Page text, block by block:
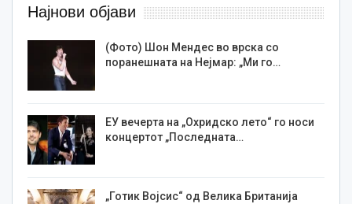
Најнови објави
(Фото) Шон Мендес во врска со
поранешната на Нејмар: „Ми го…
ЕУ вечерта на „Охридско лето“ го носи
концертот „Последната…
„Готик Војсис“ од Велика Британија